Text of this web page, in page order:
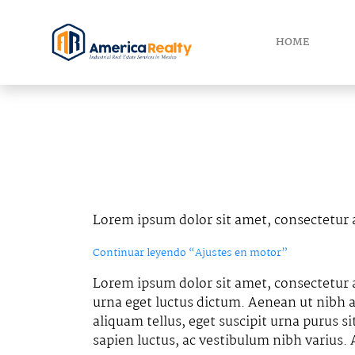
HOME
Lorem ipsum dolor sit amet,
Continuar leyendo “Ajustes en motor”
Lorem ipsum dolor sit amet,
urna eget luctus dictum. Aenean ut
aliquam tellus, eget suscipit urna purus
sapien luctus, ac vestibulum nibh